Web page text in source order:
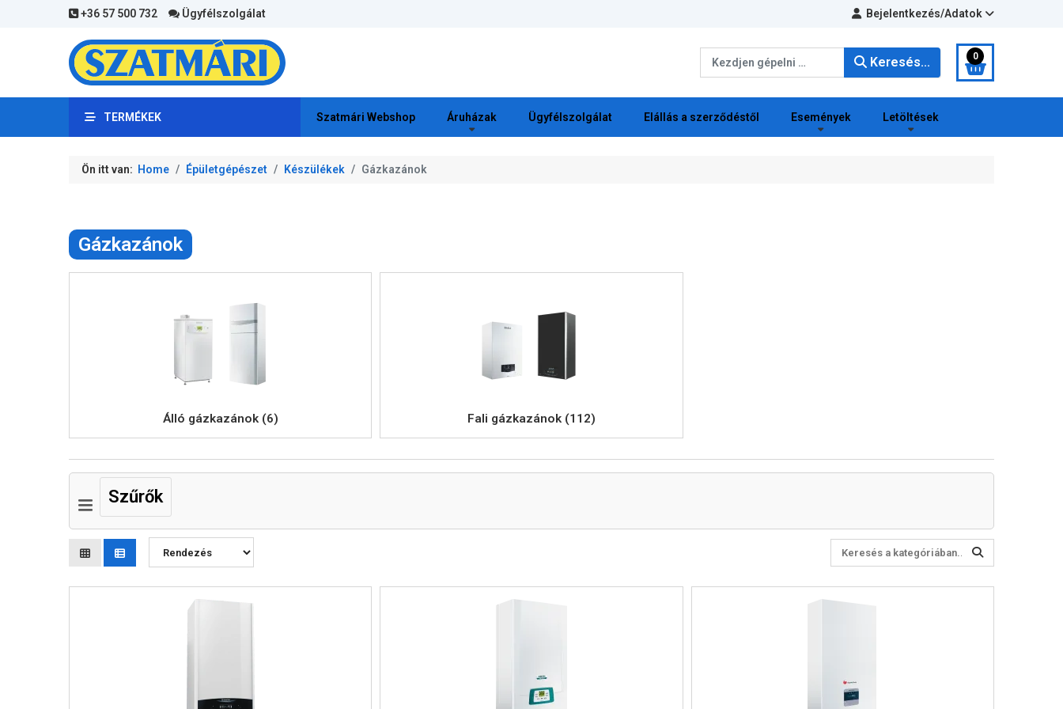
+36 57 500 732 Ügyfélszolgálat Bejelentkezés/Adatok
Keresés... 0
TERMÉKEK Szatmári Webshop Áruházak Ügyfélszolgálat Elállás a szerződéstől Események Letöltések
Ön itt van: Home Épületgépészet Készülékek Gázkazánok
Gázkazánok
Álló gázkazánok (6) Fali gázkazánok (112)
Szűrők